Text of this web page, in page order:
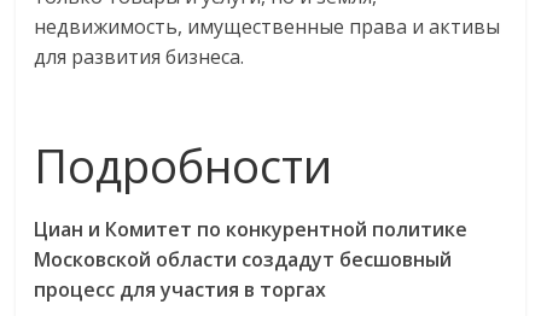
недвижимость, имущественные права и активы
для развития бизнеса.
Подробности
Циан и Комитет по конкурентной политике
Московской области создадут бесшовный
процесс для участия в торгах